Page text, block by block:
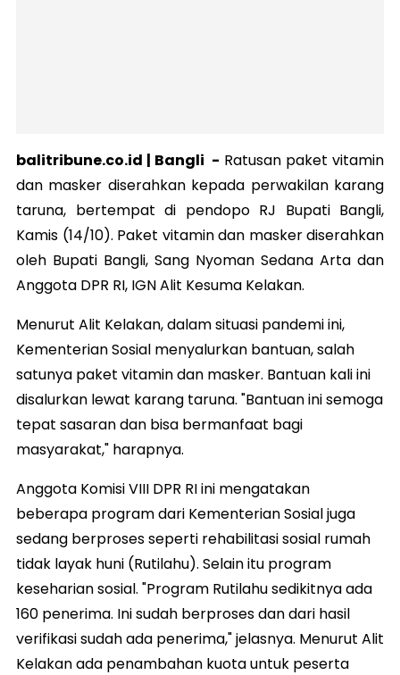
balitribune.co.id | Bangli - Ratusan paket vitamin
dan masker diserahkan kepada perwakilan karang
taruna, bertempat di pendopo RJ Bupati Bangli,
Kamis (14/10). Paket vitamin dan masker diserahkan
oleh Bupati Bangli, Sang Nyoman Sedana Arta dan
Anggota DPR RI, IGN Alit Kesuma Kelakan.
Menurut Alit Kelakan, dalam situasi pandemi ini,
Kementerian Sosial menyalurkan bantuan, salah
satunya paket vitamin dan masker. Bantuan kali ini
disalurkan lewat karang taruna. "Bantuan ini semoga
tepat sasaran dan bisa bermanfaat bagi
masyarakat," harapnya.
Anggota Komisi VIII DPR RI ini mengatakan
beberapa program dari Kementerian Sosial juga
sedang berproses seperti rehabilitasi sosial rumah
tidak layak huni (Rutilahu). Selain itu program
keseharian sosial. "Program Rutilahu sedikitnya ada
160 penerima. Ini sudah berproses dan dari hasil
verifikasi sudah ada penerima," jelasnya. Menurut Alit
Kelakan ada penambahan kuota untuk peserta